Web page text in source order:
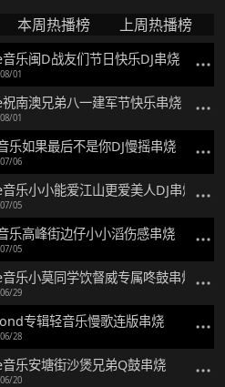
本周热播榜 上周热播榜
乐闽D战友们节日快乐DJ串烧
01
南澳兄弟八一建军节快乐串烧
01
如果最后不是你DJ慢摇串烧
06
乐小小能爱江山更爱美人DJ串烧
05
乐高峰街边仔小小滔伤感串烧
05
乐小莫同学饮督威专属咚鼓串烧
29
专辑轻音乐慢歌连版串烧
28
乐安塘街沙煲兄弟Q鼓串烧
20